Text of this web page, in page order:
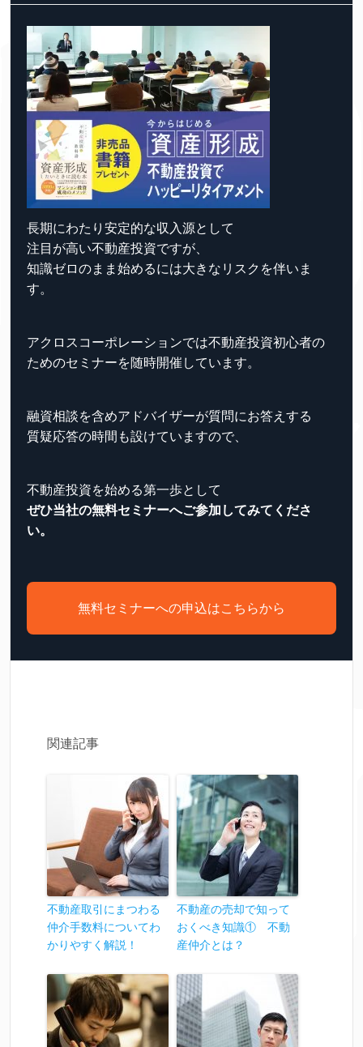
長期にわたり安定的な収入源として
注目が高い不動産投資ですが、
知識ゼロのまま始めるには大きなリスクを伴いま
す。
アクロスコーポレーションでは不動産投資初心者の
ためのセミナーを随時開催しています。
融資相談を含めアドバイザーが質問にお答えする
質疑応答の時間も設けていますので、
不動産投資を始める第一歩として
ぜひ当社の無料セミナーへご参加してみてくださ
い。
無料セミナーへの申込はこちらから
関連記事
不動産取引にまつわる
仲介手数料についてわ
かりやすく解説！
不動産の売却で知って
おくべき知識① 不動
産仲介とは？